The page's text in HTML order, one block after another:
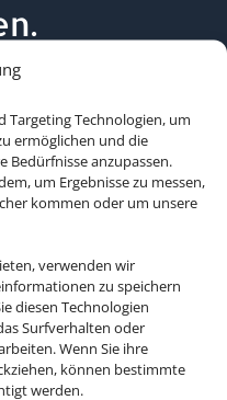
Targeting Technologien, um
ermöglichen und die
Bedürfnisse anzupassen.
um Ergebnisse zu messen,
kommen oder um unsere
verwenden wir
zu speichern
diesen Technologien
Surfverhalten oder
Wenn Sie ihre
können bestimmte
werden.